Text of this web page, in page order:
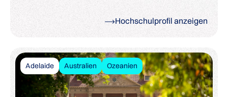
Hochschulprofil anzeigen
Adelaide Australien Ozeanien